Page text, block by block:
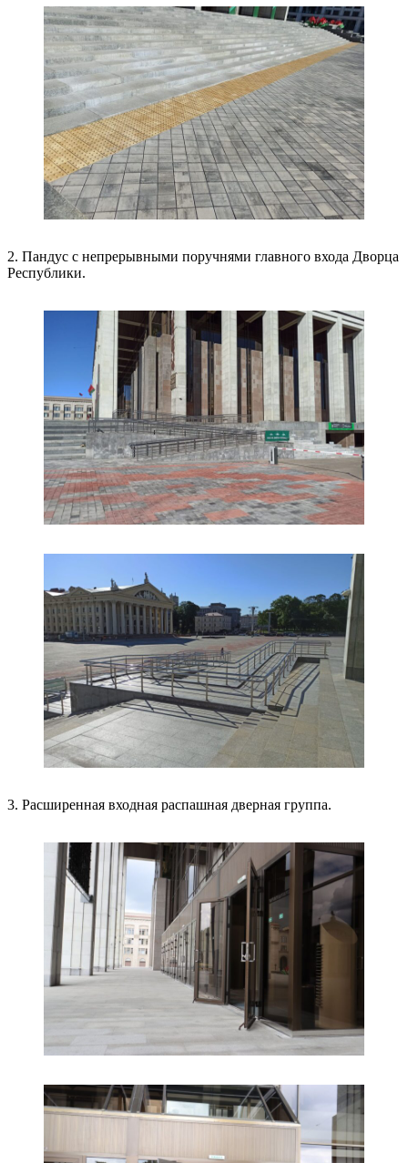
2. Пандус с непрерывными поручнями главного входа Дворца
Республики.
3. Расширенная входная распашная дверная группа.